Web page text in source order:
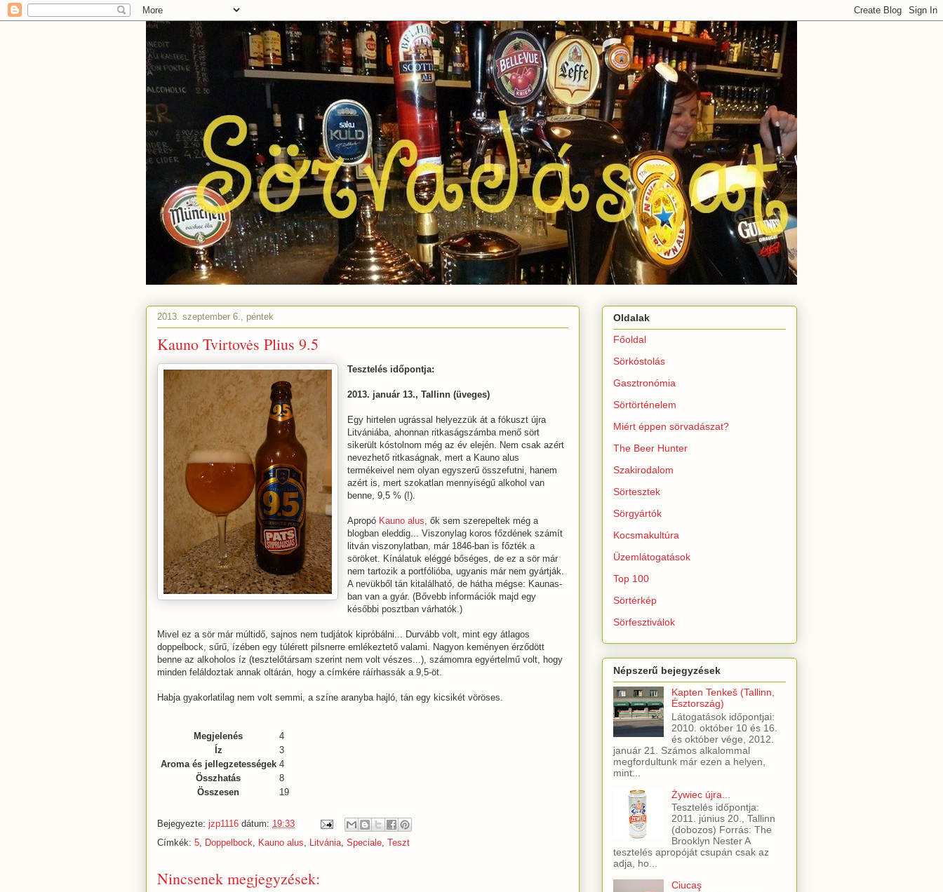
2013. szeptember 6., péntek
Kauno Tvirtovės Plius 9.5
Tesztelés időpontja:
2013. január 13., Tallinn (üveges)
Egy hirtelen ugrással helyezzük át a fókuszt újra
Litvániába, ahonnan ritkaságszámba menő sört
sikerült kóstolnom még az év elején. Nem csak azért
nevezhető ritkaságnak, mert a Kauno alus
termékeivel nem olyan egyszerű összefutni, hanem
azért is, mert szokatlan mennyiségű alkohol van
benne, 9,5 % (!).
Apropó Kauno alus, ők sem szerepeltek még a
blogban eleddig... Viszonylag koros főzdének számít
litván viszonylatban, már 1846-ban is főzték a
söröket. Kínálatuk eléggé bőséges, de ez a sör már
nem tartozik a portfólióba, ugyanis már nem gyártják.
A nevükből tán kitalálható, de hátha mégse: Kaunas-
ban van a gyár. (Bővebb információk majd egy
későbbi posztban várhatók.)
Mivel ez a sör már múltidő, sajnos nem tudjátok kipróbálni... Durvább volt, mint egy átlagos
doppelbock, sűrű, ízében egy túlérett pilsnerre emlékeztető valami. Nagyon keményen érződött
benne az alkoholos íz (tesztelőtársam szerint nem volt vészes...), számomra egyértelmű volt, hogy
minden feláldoztak annak oltárán, hogy a címkére ráírhassák a 9,5-öt.
Habja gyakorlatilag nem volt semmi, a színe aranyba hajló, tán egy kicsikét vöröses.
Megjelenés
4
Íz
3
Aroma és jellegzetességek 4
Összhatás
8
Összesen
19
Bejegyezte: jzp1116 dátum: 19:33
Címkék: 5, Doppelbock, Kauno alus, Litvánia, Speciale, Teszt
Nincsenek megjegyzések:
Oldalak
Főoldal
Sörkóstolás
Gasztronómia
Sörtörténelem
Miért éppen sörvadászat?
The Beer Hunter
Szakirodalom
Sörtesztek
Sörgyártók
Kocsmakultúra
Üzemlátogatások
Top 100
Sörtérkép
Sörfesztiválok
Népszerű bejegyzések
Kapten Tenkeš (Tallinn,
Észtország)
Látogatások időpontjai:
2010. október 10 és 16.
és október vége, 2012.
január 21. Számos alkalommal
megfordultunk már ezen a helyen,
mint...
Żywiec újra...
Tesztelés időpontja:
2011. június 20., Tallinn
(dobozos) Forrás: The
Brooklyn Nester A
tesztelés apropóját csupán csak az
adja, ho...
Ciucaş